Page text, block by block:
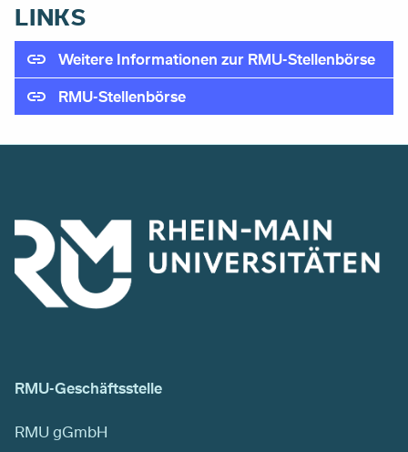
LINKS
Weitere Informationen zur RMU-Stellenbörse
RMU-Stellenbörse
RMU-Geschäftsstelle
RMU gGmbH